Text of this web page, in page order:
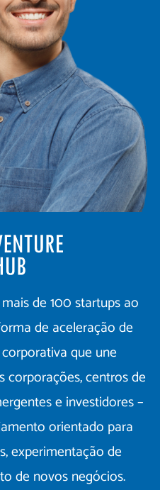
de 100 startups ao
de aceleração de
que une
corporações, centros de
e investidores –
orientado para
experimentação de
de novos negócios.